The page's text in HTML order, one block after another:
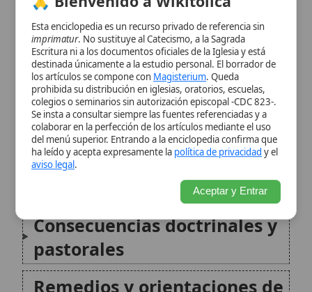
Ejemplos históricos de
errores por este celo
Consecuencias doctrinales y
pastorales
Remedios y orientaciones de
la Iglesia
Citas y referencias
Modificado el 28 de diciembre de 2025 •FideScore™ 8.47•Citar este
artículo
del menú superior. Entrando a la enciclopedia confirma que
ha leído y acepta expresamente lapolítica de privacidady el
aviso legal.
Aceptar y Entrar